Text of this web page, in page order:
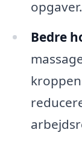
opgaver.
Bedre